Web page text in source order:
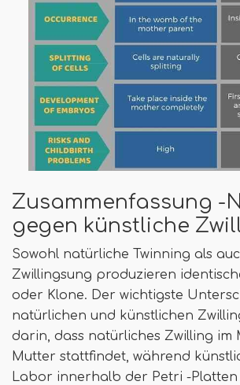
Zusammenfassung -
gegen künstliche
Sowohl natürliche Twinning als
Zwillingsung produzieren
oder Klone. Der wichtigste
natürlichen und künstlichen
darin, dass natürliches Zwilling im
Mutter stattfindet, während
Labor innerhalb der Petri -